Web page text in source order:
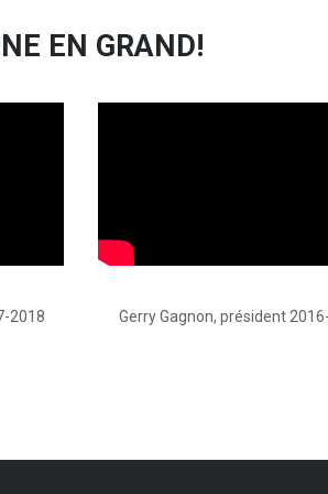
EN GRAND!
2018 Gerry Gagnon, président